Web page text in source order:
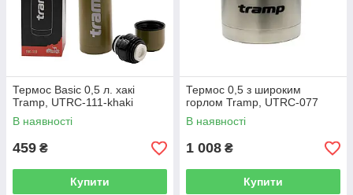
Термос Basic 0,5 л. хакі
Tramp, UTRC-111-khaki
В наявності
459 ₴
Купити
Термос 0,5 з широким
горлом Tramp, UTRC-077
В наявності
1 008 ₴
Купити